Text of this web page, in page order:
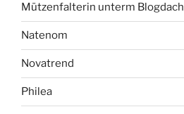
Mützenfalterin unterm Blogdach
Natenom
Novatrend
Philea